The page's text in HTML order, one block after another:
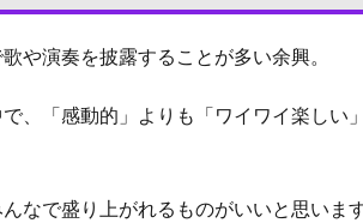
や演奏を披露することが多い余興。
、「感動的」よりも「ワイワイ楽しい
なで盛り上がれるものがいいと思います